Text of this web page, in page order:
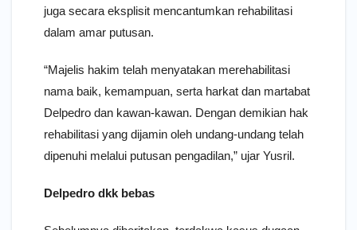
juga secara eksplisit mencantumkan rehabilitasi
dalam amar putusan.
“Majelis hakim telah menyatakan merehabilitasi
nama baik, kemampuan, serta harkat dan martabat
Delpedro dan kawan-kawan. Dengan demikian hak
rehabilitasi yang dijamin oleh undang-undang telah
dipenuhi melalui putusan pengadilan,” ujar Yusril.
Delpedro dkk bebas